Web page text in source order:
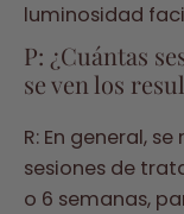
luminosidad
P: ¿Cuántas
se ven los
R: En general,
sesiones de
o 6 semanas,